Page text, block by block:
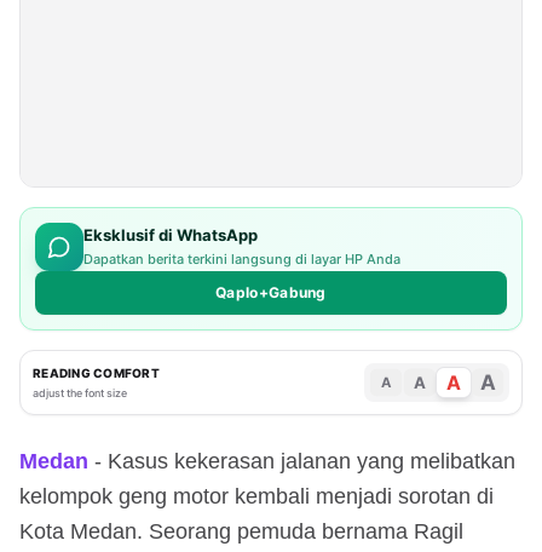
Eksklusif di WhatsApp
Dapatkan berita terkini langsung di layar HP Anda
Qaplo+Gabung
READING COMFORT
adjust the font size
A A A A
Medan - Kasus kekerasan jalanan yang melibatkan
kelompok geng motor kembali menjadi sorotan di
Kota Medan. Seorang pemuda bernama Ragil